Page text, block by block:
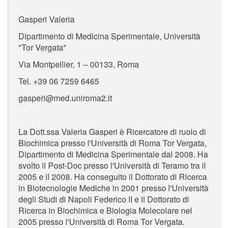
Gasperi Valeria
Dipartimento di Medicina Sperimentale, Università
"Tor Vergata"
Via Montpellier, 1 – 00133, Roma
Tel. +39 06 7259 6465
gasperi@med.uniroma2.it
La Dott.ssa Valeria Gasperi è Ricercatore di ruolo di
Biochimica presso l'Università di Roma Tor Vergata,
Dipartimento di Medicina Sperimentale dal 2008. Ha
svolto il Post-Doc presso l'Università di Teramo tra il
2005 e il 2008. Ha conseguito il Dottorato di Ricerca
in Biotecnologie Mediche in 2001 presso l'Università
degli Studi di Napoli Federico II e il Dottorato di
Ricerca in Biochimica e Biologia Molecolare nel
2005 presso l'Università di Roma Tor Vergata.